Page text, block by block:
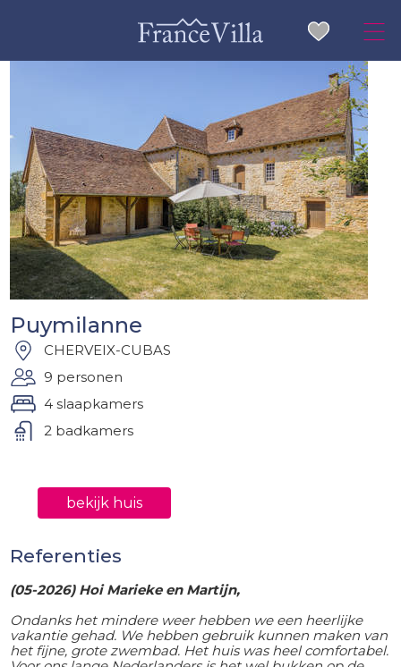
Puymilanne
CHERVEIX-CUBAS
9 personen
4 slaapkamers
2 badkamers
bekijk huis
Referenties
(05-2026) Hoi Marieke en Martijn,
Ondanks het mindere weer hebben we een heerlijke
vakantie gehad. We hebben gebruik kunnen maken van
het fijne, grote zwembad. Het huis was heel comfortabel.